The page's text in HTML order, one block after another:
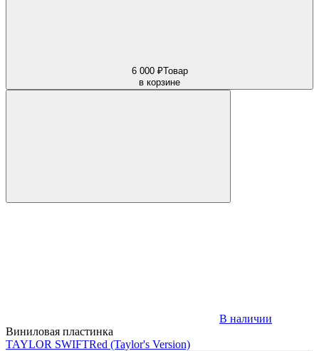
6 000 ₽Товар
в корзине
В наличии
Виниловая пластинка
TAYLOR SWIFTRed (Taylor's Version)